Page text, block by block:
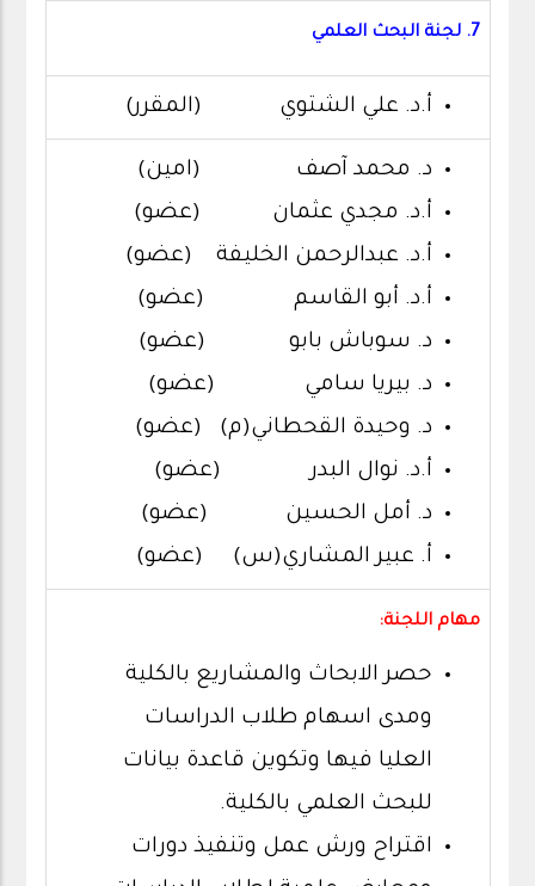
7. لجنة البحث العلمي
أ.د. علي الشتوي (المقرر)
د. محمد آصف (امين)
أ.د. مجدي عثمان (عضو)
أ.د. عبدالرحمن الخليفة (عضو)
أ.د. أبو القاسم (عضو)
د. سوباش بابو (عضو)
د. بيريا سامي (عضو)
د. وحيدة القحطاني(م) (عضو)
أ.د. نوال البدر (عضو)
د. أمل الحسين (عضو)
أ. عبير المشاري(س) (عضو)
مهام اللجنة:
حصر الابحاث والمشاريع بالكلية
ومدى اسهام طلاب الدراسات
العليا فيها وتكوين قاعدة بيانات
للبحث العلمي بالكلية.
اقتراح ورش عمل وتنفيذ دورات